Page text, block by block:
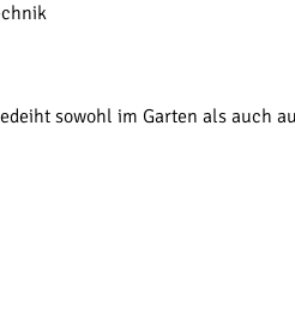
sowohl im Garten als